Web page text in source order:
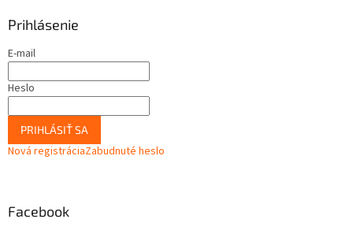
Prihlásenie
E-mail
Heslo
PRIHLÁSIŤ SA
Nová registráciaZabudnuté heslo
Facebook